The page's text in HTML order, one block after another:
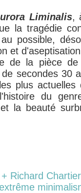
Liminalis,
la tragédie
possible,
et
de la pièce
secondes 30
plus actuelles
du
la beauté
Richard Chartier
extrême